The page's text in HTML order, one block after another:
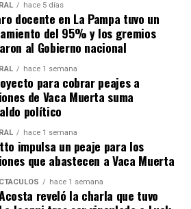
hace 5 días
docente en La Pampa tuvo un
del 95% y los gremios
al Gobierno nacional
hace 1 semana
para cobrar peajes a
de Vaca Muerta suma
político
hace 1 semana
impulsa un peaje para los
que abastecen a Vaca Muerta
hace 1 semana
reveló la charla que tuvo